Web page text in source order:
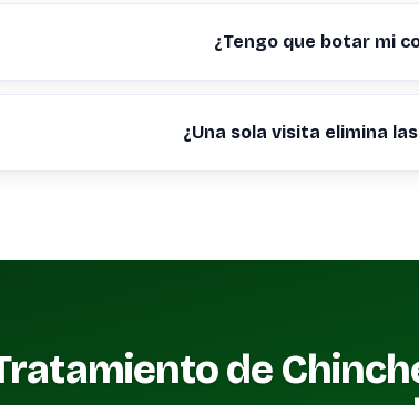
¿Tengo que botar mi
¿Una sola visita elimina
de